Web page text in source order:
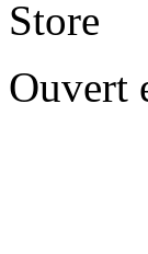
Store
Ouvert